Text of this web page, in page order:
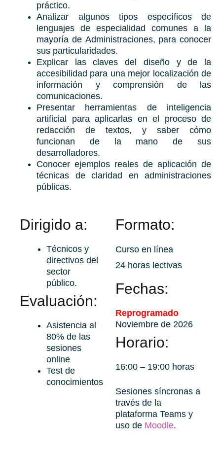
práctico.
Analizar algunos tipos específicos de
lenguajes de especialidad comunes a la
mayoría de Administraciones, para conocer
sus particularidades.
Explicar las claves del diseño y de la
accesibilidad para una mejor localización de
información y comprensión de las
comunicaciones.
Presentar herramientas de inteligencia
artificial para aplicarlas en el proceso de
redacción de textos, y saber cómo
funcionan de la mano de sus
desarrolladores.
Conocer ejemplos reales de aplicación de
técnicas de claridad en administraciones
públicas.
Dirigido a:
Técnicos y
directivos del
sector
público.
Evaluación:
Asistencia al
80% de las
sesiones
online
Test de
conocimientos
Formato:
Curso en línea
24 horas lectivas
Fechas:
Reprogramado
Noviembre de 2026
Horario:
16:00 – 19:00 horas
Sesiones síncronas a
través de la
plataforma Teams y
uso de Moodle.